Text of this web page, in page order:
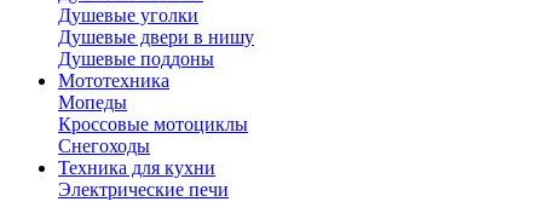
Душевые уголки
Душевые двери в нишу
Душевые поддоны
Мототехника
Мопеды
Кроссовые мотоциклы
Снегоходы
Техника для кухни
Электрические печи